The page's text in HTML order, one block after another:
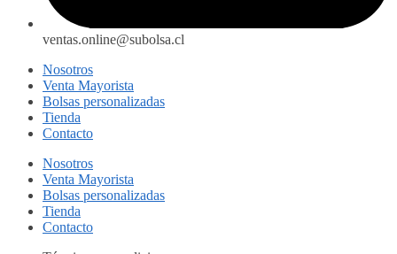
ventas.online@subolsa.cl
Nosotros
Venta Mayorista
Bolsas personalizadas
Tienda
Contacto
Nosotros
Venta Mayorista
Bolsas personalizadas
Tienda
Contacto